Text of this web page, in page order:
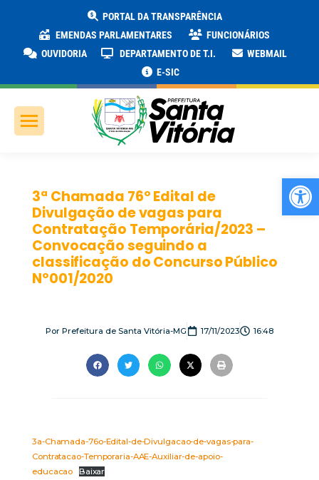
PORTAL DA TRANSPARÊNCIA
EMENDAS PARLAMENTARES
FUNCIONÁRIOS
OUVIDORIA
DEPARTAMENTO DE T.I.
WEBMAIL
E-SIC
3ª Chamada 76º Edital de
Divulgação de vagas para
Contratação Temporária/2023 –
Convocação seguindo a
classificação do Concurso Público
Nº001/2020
Por Prefeitura de Santa Vitória-MG 17/11/2023 16:48
3a-Chamada-76o-Edital-de-Divulgacao-de-vagas-para-
Contratacao-Temporaria-AAE-Auxiliar-de-apoio-
educacao
Baixar